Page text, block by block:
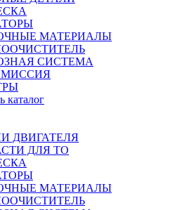
МАТЕРИАЛЫ
СИСТЕМА
каталог
ДВИГАТЕЛЯ
ДЛЯ ТО
МАТЕРИАЛЫ